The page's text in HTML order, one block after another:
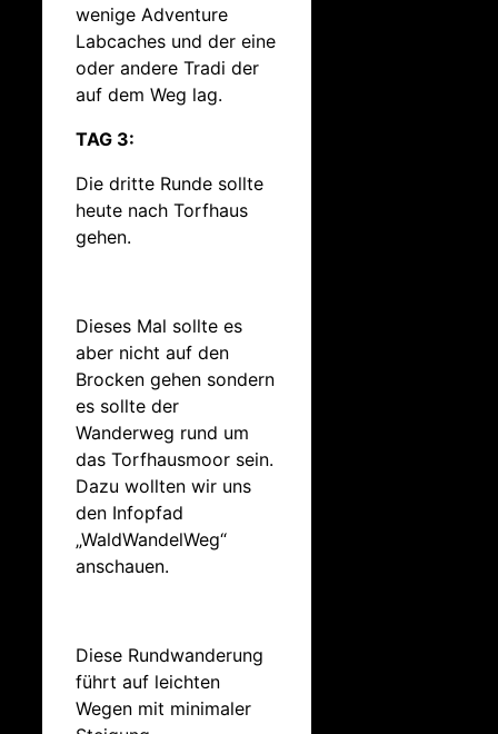
wenige Adventure
Labcaches und der eine
oder andere Tradi der
auf dem Weg lag.
TAG 3:
Die dritte Runde sollte
heute nach Torfhaus
gehen.
Dieses Mal sollte es
aber nicht auf den
Brocken gehen sondern
es sollte der
Wanderweg rund um
das Torfhausmoor sein.
Dazu wollten wir uns
den Infopfad
„WaldWandelWeg“
anschauen.
Diese Rundwanderung
führt auf leichten
Wegen mit minimaler